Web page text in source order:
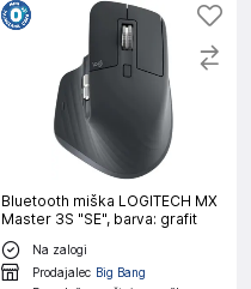
Bluetooth miška LOGITECH MX
Master 3S "SE", barva: grafit
Na zalogi
Prodajalec Big Bang